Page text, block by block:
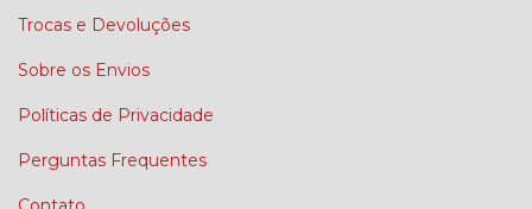
Trocas e Devoluções
Sobre os Envios
Políticas de Privacidade
Perguntas Frequentes